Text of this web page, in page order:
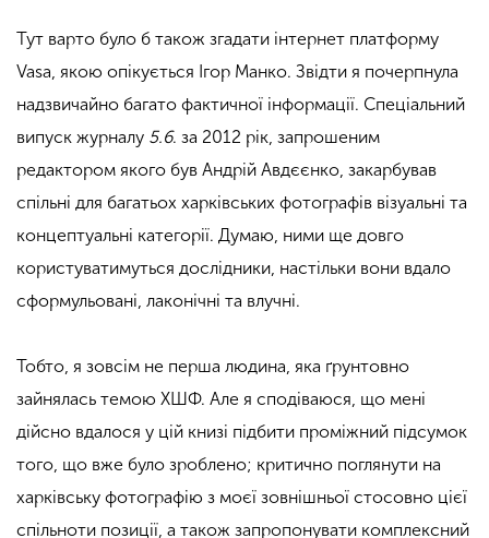
Тут варто було б також згадати інтернет платформу
Vasa, якою опікується Ігор Манко. Звідти я почерпнула
надзвичайно багато фактичної інформації. Спеціальний
випуск журналу 5.6. за 2012 рік, запрошеним
редактором якого був Андрій Авдєєнко, закарбував
спільні для багатьох харківських фотографів візуальні та
концептуальні категорії. Думаю, ними ще довго
користуватимуться дослідники, настільки вони вдало
сформульовані, лаконічні та влучні.
Тобто, я зовсім не перша людина, яка ґрунтовно
зайнялась темою ХШФ. Але я сподіваюся, що мені
дійсно вдалося у цій книзі підбити проміжний підсумок
того, що вже було зроблено; критично поглянути на
харківську фотографію з моєї зовнішньої стосовно цієї
спільноти позиції, а також запропонувати комплексний